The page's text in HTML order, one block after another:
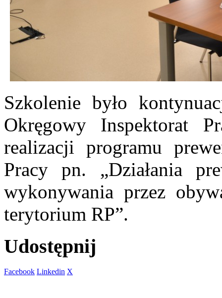
Szkolenie było
Okręgowy Inspektorat
realizacji programu
Pracy pn. „Działania
wykonywania przez
terytorium RP”.
Udostępnij
Facebook Linkedin X